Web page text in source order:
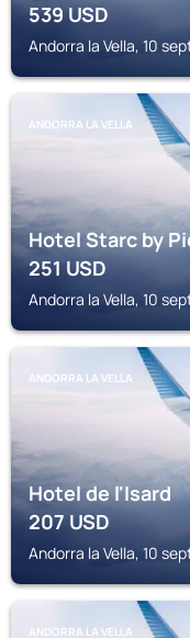
539USD
Andorra la Vella, 10
ANDORRA LA VELLA
Hotel Starc by
251USD
Andorra la Vella, 10
ANDORRA LA VELLA
Hotel de l'Isard
207USD
Andorra la Vella, 10
ANDORRA LA VELLA